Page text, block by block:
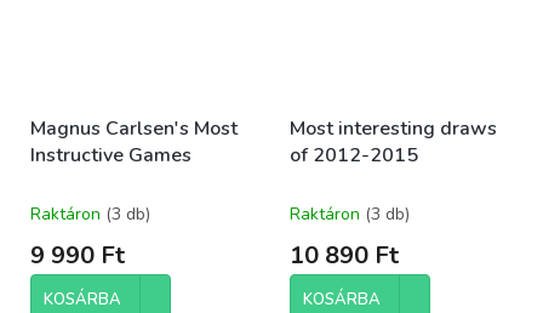
Magnus Carlsen's Most
Instructive Games
Raktáron (3 db)
9 990 Ft
KOSÁRBA
Most interesting draws
of 2012-2015
Raktáron (3 db)
10 890 Ft
KOSÁRBA